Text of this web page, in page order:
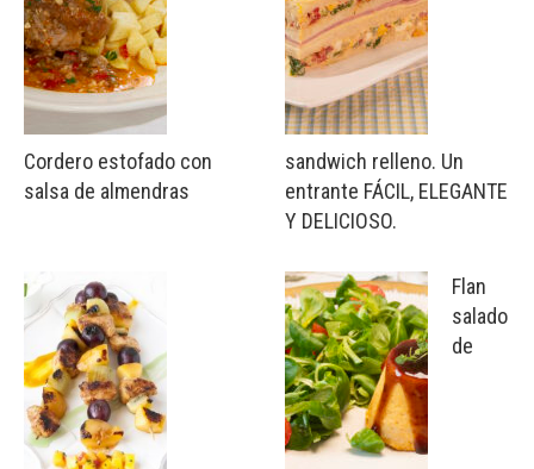
Cordero estofado con
salsa de almendras
sandwich relleno. Un
entrante FÁCIL, ELEGANTE
Y DELICIOSO.
Flan
salado
de